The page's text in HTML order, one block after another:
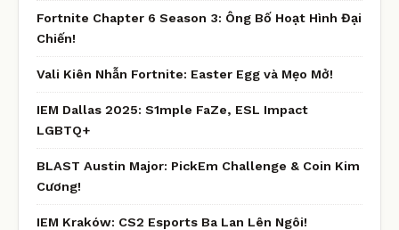
Fortnite Chapter 6 Season 3: Ông Bố Hoạt Hình Đại
Chiến!
Vali Kiên Nhẫn Fortnite: Easter Egg và Mẹo Mở!
IEM Dallas 2025: S1mple FaZe, ESL Impact
LGBTQ+
BLAST Austin Major: PickEm Challenge & Coin Kim
Cương!
IEM Kraków: CS2 Esports Ba Lan Lên Ngôi!